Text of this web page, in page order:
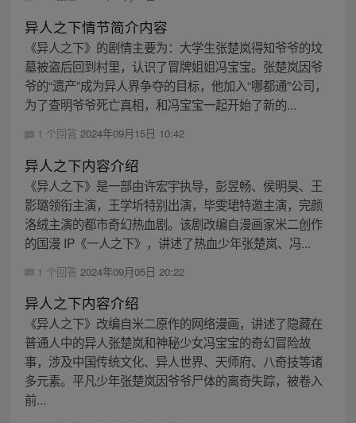
异人之下情节简介内容
《异人之下》的剧情主要为：大学生张楚岚得知爷爷的坟
墓被盗后回到村里，认识了冒牌姐姐冯宝宝。张楚岚因爷
爷的“遗产”成为异人界争夺的目标，他加入“哪都通”公司，
为了查明爷爷死亡真相，和冯宝宝一起开始了新的...
1 个回答 2024年09月15日 10:42
异人之下内容介绍
《异人之下》是一部由许宏宇执导，彭昱畅、侯明昊、王
影璐领衔主演，王学圻特别出演，毕雯珺特邀主演，完颜
洛绒主演的都市奇幻热血剧。该剧改编自漫画家米二创作
的国漫 IP《一人之下》，讲述了热血少年张楚岚、冯...
1 个回答 2024年09月05日 20:22
异人之下内容介绍
《异人之下》改编自米二原作的网络漫画，讲述了隐藏在
普通人中的异人张楚岚和神秘少女冯宝宝的奇幻冒险故
事，涉及中国传统文化、异人世界、天师府、八奇技等诸
多元素。平凡少年张楚岚因爷爷尸体的离奇失踪，被卷入
前...